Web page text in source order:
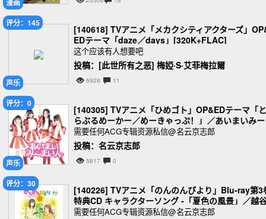
漫画
声乐
评分：145
[140618] TVアニメ「メカクシティアクターズ」
EDテーマ「daze／days」[320K+FLAC]
这个应该有人想要吧
投稿：[此世所有之恶] 梅婭·S·艾菲梅拉爾
6928 11
声乐
评分：0
[140305] TVアニメ「ひめゴト」OP&EDテーマ「と
らぶるめーかー／めーきゃっぷ！」／あいまいみ
いん [320K]
需要任何ACG专辑资源私信@名云京志郎
投稿：名云京志郎
5817 0
评分：30
[140226] TVアニメ「のんのんびより」Blu-ray第3
特典CD キャラクターソング -「夏色の風景」／越
小鞠(CV.阿澄佳奈) [320K]
需要任何ACG专辑资源私信@名云京志郎